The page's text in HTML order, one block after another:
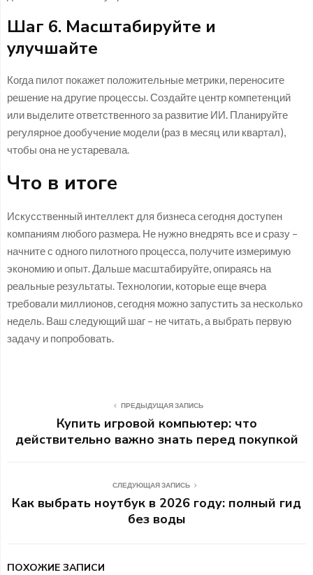
Шаг 6. Масштабируйте и
улучшайте
Когда пилот покажет положительные метрики, переносите
решение на другие процессы. Создайте центр компетенций
или выделите ответственного за развитие ИИ. Планируйте
регулярное дообучение модели (раз в месяц или квартал),
чтобы она не устаревала.
Что в итоге
Искусственный интеллект для бизнеса сегодня доступен
компаниям любого размера. Не нужно внедрять все и сразу –
начните с одного пилотного процесса, получите измеримую
экономию и опыт. Дальше масштабируйте, опираясь на
реальные результаты. Технологии, которые еще вчера
требовали миллионов, сегодня можно запустить за несколько
недель. Ваш следующий шаг – не читать, а выбрать первую
задачу и попробовать.
ПРЕДЫДУЩАЯ ЗАПИСЬ
Купить игровой компьютер: что
действительно важно знать перед покупкой
СЛЕДУЮЩАЯ ЗАПИСЬ
Как выбрать ноутбук в 2026 году: полный гид
без воды
ПОХОЖИЕ ЗАПИСИ